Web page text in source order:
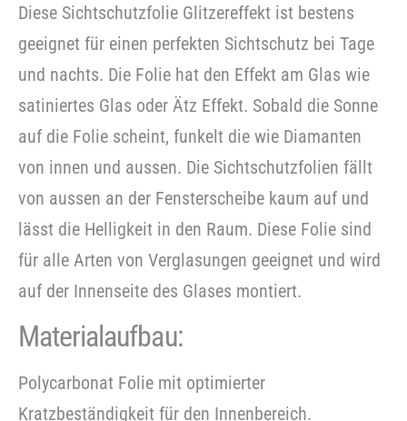
Diese Sichtschutzfolie Glitzereffekt ist bestens
geeignet für einen perfekten Sichtschutz bei Tage
und nachts. Die Folie hat den Effekt am Glas wie
satiniertes Glas oder Ätz Effekt. Sobald die Sonne
auf die Folie scheint, funkelt die wie Diamanten
von innen und aussen. Die Sichtschutzfolien fällt
von aussen an der Fensterscheibe kaum auf und
lässt die Helligkeit in den Raum. Diese Folie sind
für alle Arten von Verglasungen geeignet und wird
auf der Innenseite des Glases montiert.
Materialaufbau:
Polycarbonat Folie mit optimierter
Kratzbeständigkeit für den Innenbereich.